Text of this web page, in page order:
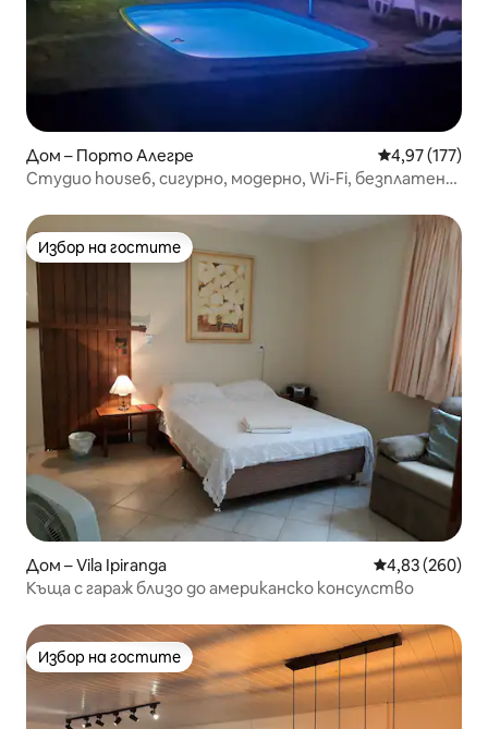
Дом – Порто Алегре Средна
4,97 (177)
Студио house6, сигурно, модерно, Wi-Fi, безплатен
Избор на гостите
Избор на гостите
Дом – Vila Ipiranga Средна
4,83 (260)
Къща с гараж близо до американско консулство
Избор на гостите
Избор на гостите